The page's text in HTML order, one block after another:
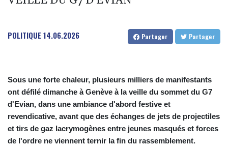
CRC 523.720823
CUC 1.155508
CZK 24.184522
DJF 205.35721
DZD 153.466204
EGP 57.550907
ERN 17.332627
POLITIQUE14.06.2026 Partager Partager
Sous une forte chaleur, plusieurs milliers de manifestants
ont défilé dimanche à Genève à la veille du sommet du G7
d'Evian, dans une ambiance d'abord festive et
revendicative, avant que des échanges de jets de projectiles
et tirs de gaz lacrymogènes entre jeunes masqués et forces
de l'ordre ne viennent ternir la fin du rassemblement.